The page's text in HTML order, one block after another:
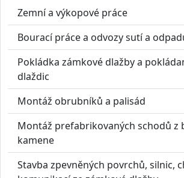
Zemní a výkopové práce
Bourací práce a odvozy sutí a
Pokládka zámkové dlažby a
dlaždic
Montáž obrubníků a palisád
Montáž prefabrikovaných schodů z
kamene
Stavba zpevněných povrchů, silnic,